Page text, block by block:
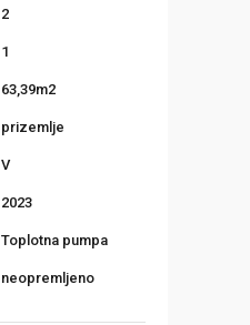
2
1
63,39m2
prizemlje
V
2023
Toplotna pumpa
neopremljeno